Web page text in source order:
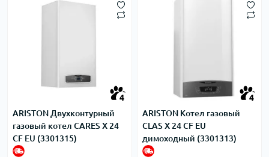
4
ARISTON Двухконтурный
газовый котел CARES X 24
CF EU (3301315)
4
ARISTON Котел газовый
CLAS X 24 CF EU
димоходный (3301313)